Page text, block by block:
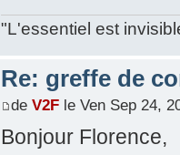
"L'essentiel est
Re: greffe de
de V2Fle Ven Sep 24,
Bonjour Florence,